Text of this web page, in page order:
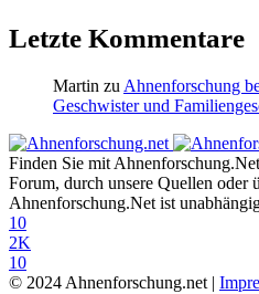
Letzte Kommentare
Martin zuAhnenforschung
Geschwister und
Finden Sie mit
Forum, durch unsere Quellen oder
Ahnenforschung.Net ist
10
2K
10
© 2024 Ahnenforschung.net |